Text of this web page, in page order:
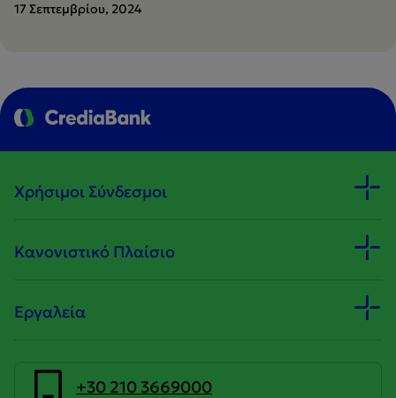
17 Σεπτεμβρίου, 2024
Χρήσιμοι Σύνδεσμοι
Κανονιστικό Πλαίσιο
Εργαλεία
+30 210 3669000